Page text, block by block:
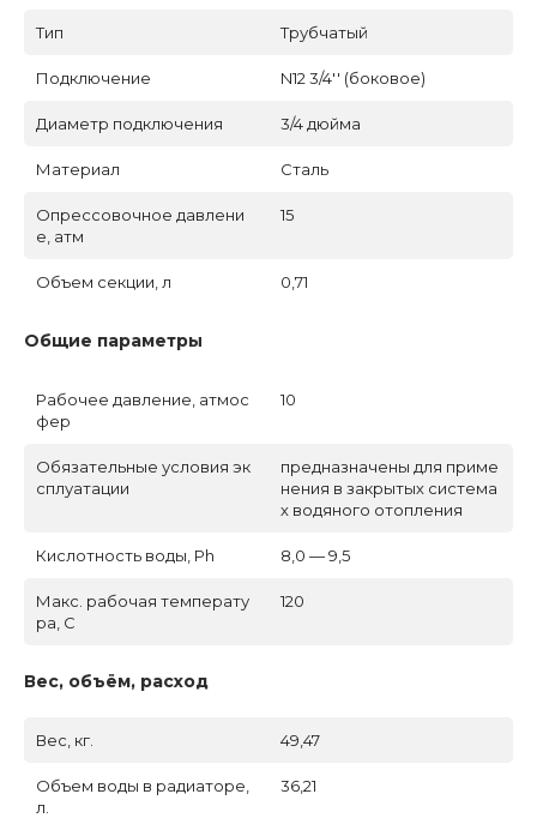
Тип Трубчатый
Подключение N12 3/4'' (боковое)
Диаметр подключения 3/4 дюйма
Материал Сталь
Опрессовочное давлени
е, атм
15
Объем секции, л 0,71
Общие параметры
Рабочее давление, атмос
фер
10
Обязательные условия эк
сплуатации
предназначены для приме
нения в закрытых система
х водяного отопления
Кислотность воды, Ph 8,0 — 9,5
Макс. рабочая температу
ра, C
120
Вес, объём, расход
Вес, кг. 49,47
Объем воды в радиаторе,
л.
36,21